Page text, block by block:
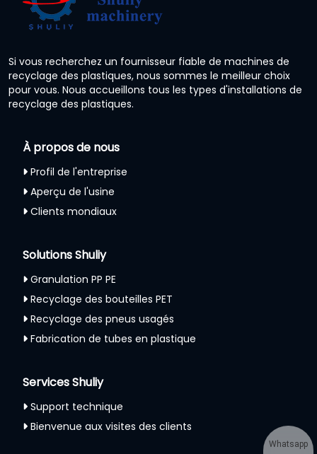
Si vous recherchez un fournisseur fiable de machines de
recyclage des plastiques, nous sommes le meilleur choix
pour vous. Nous accueillons tous les types d'installations de
recyclage des plastiques.
À propos de nous
Profil de l'entreprise
Aperçu de l'usine
Clients mondiaux
Solutions Shuliy
Granulation PP PE
Recyclage des bouteilles PET
Recyclage des pneus usagés
Fabrication de tubes en plastique
Services Shuliy
Support technique
Bienvenue aux visites des clients
Whatsapp